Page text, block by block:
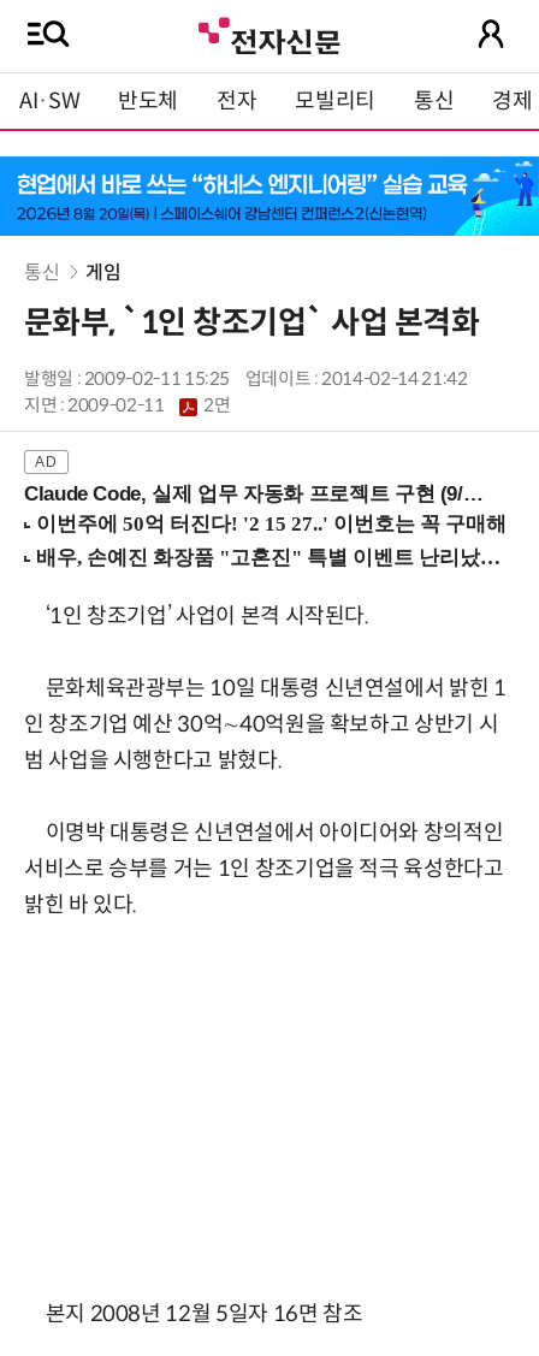
AI·SW 반도체 전자 모빌리티 통신 경제
통신 게임
문화부, `1인 창조기업` 사업 본격화
발행일 : 2009-02-11 15:25
업데이트 : 2014-02-14 21:42
지면 :2009-02-11 2면
Claude Code, 실제 업무 자동화 프로젝트 구현 (9/16 ~17 강남역)
‘1인 창조기업’ 사업이 본격 시작된다.
문화체육관광부는 10일 대통령 신년연설에서 밝힌 1
인 창조기업 예산 30억∼40억원을 확보하고 상반기 시
범 사업을 시행한다고 밝혔다.
이명박 대통령은 신년연설에서 아이디어와 창의적인
서비스로 승부를 거는 1인 창조기업을 적극 육성한다고
밝힌 바 있다.
본지 2008년 12월 5일자 16면 참조